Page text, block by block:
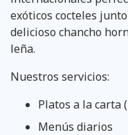
exóticos cocteles
delicioso chancho
leña.
Nuestros servicios:
Platos a la carta
Menús diarios